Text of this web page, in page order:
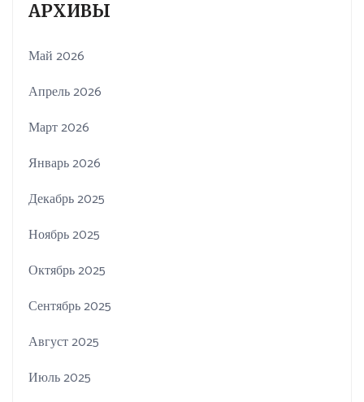
АРХИВЫ
Май 2026
Апрель 2026
Март 2026
Январь 2026
Декабрь 2025
Ноябрь 2025
Октябрь 2025
Сентябрь 2025
Август 2025
Июль 2025